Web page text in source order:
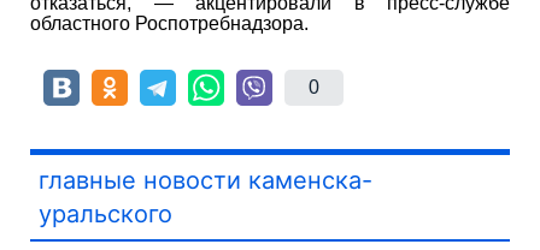
областного Роспотребнадзора.
0
главные новости каменска-
уральского